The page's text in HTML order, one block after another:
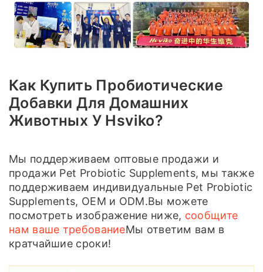
Как Купить Пробиотические
Добавки Для Домашних
Животных У Hsviko?
Мы поддерживаем оптовые продажи и
продажи Pet Probiotic Supplements, мы также
поддерживаем индивидуальные Pet Probiotic
Supplements, OEM и ODM.Вы можете
посмотреть изображение ниже, сообщите
нам ваше требованиеМы ответим вам в
кратчайшие сроки!